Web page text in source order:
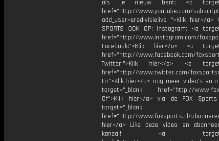
als je nieuw bent: <a
href="http://www.youtube.com/
add_user=eredivisielive ">Klik hier</a>
SPORTS OOK OP: Instagram: <a
href="http://www.instagram.com/
Facebook:">Klik hier</a> <a
href="http://www.facebook.com/
Twitter:">Klik hier</a> <a
href="http://www.twitter.com/
En">Klik hier</a> nog meer video’s en
target="_blank" href="http://
Of">Klik hier</a> via de FOX
target="_blank"
href="http://www.foxsports.nl/
hier</a> Like deze video en
kanaal! <a